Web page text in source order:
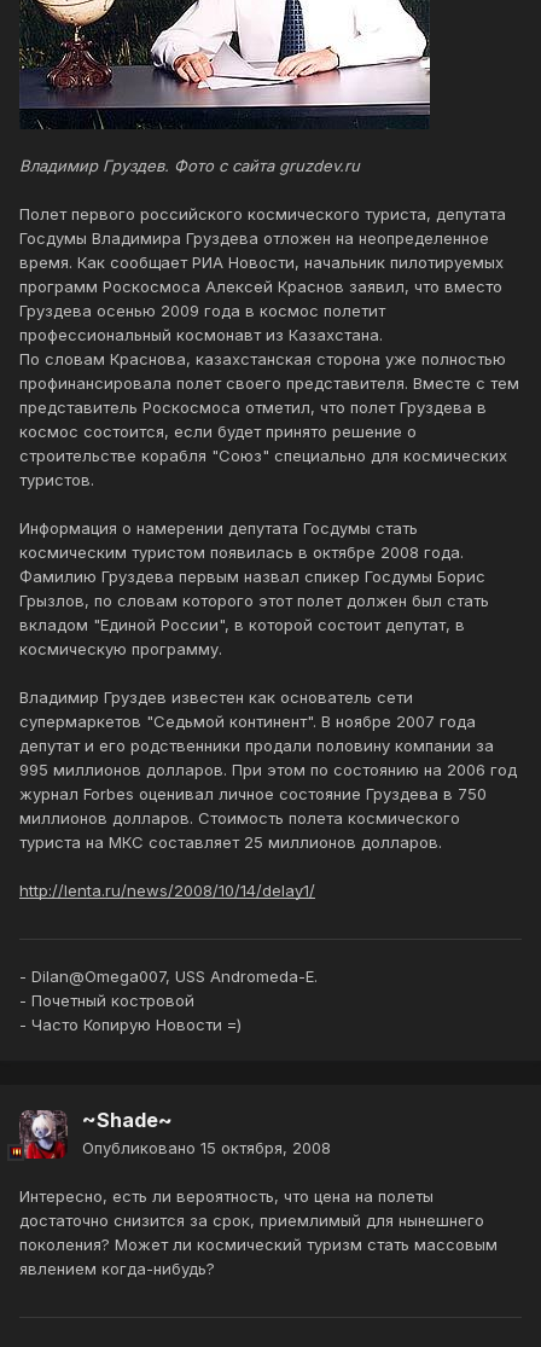
Владимир Груздев. Фото с сайта gruzdev.ru
Полет первого российского космического туриста, депутата
Госдумы Владимира Груздева отложен на неопределенное
время. Как сообщает РИА Новости, начальник пилотируемых
программ Роскосмоса Алексей Краснов заявил, что вместо
Груздева осенью 2009 года в космос полетит
профессиональный космонавт из Казахстана.
По словам Краснова, казахстанская сторона уже полностью
профинансировала полет своего представителя. Вместе с тем
представитель Роскосмоса отметил, что полет Груздева в
космос состоится, если будет принято решение о
строительстве корабля "Союз" специально для космических
туристов.
Информация о намерении депутата Госдумы стать
космическим туристом появилась в октябре 2008 года.
Фамилию Груздева первым назвал спикер Госдумы Борис
Грызлов, по словам которого этот полет должен был стать
вкладом "Единой России", в которой состоит депутат, в
космическую программу.
Владимир Груздев известен как основатель сети
супермаркетов "Седьмой континент". В ноябре 2007 года
депутат и его родственники продали половину компании за
995 миллионов долларов. При этом по состоянию на 2006 год
журнал Forbes оценивал личное состояние Груздева в 750
миллионов долларов. Стоимость полета космического
туриста на МКС составляет 25 миллионов долларов.
http://lenta.ru/news/2008/10/14/delay1/
- Dilan@Omega007, USS Andromeda-E.
- Почетный костровой
- Часто Копирую Новости =)
~Shade~
Опубликовано 15 октября, 2008
Интересно, есть ли вероятность, что цена на полеты
достаточно снизится за срок, приемлимый для нынешнего
поколения? Может ли космический туризм стать массовым
явлением когда-нибудь?